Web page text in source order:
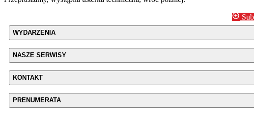
WYDARZENIA
NASZE SERWISY
KONTAKT
PRENUMERATA